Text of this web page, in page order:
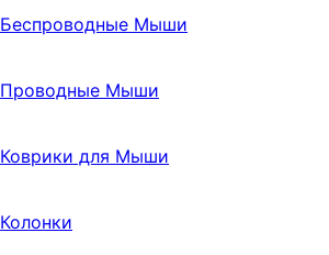
Беспроводные Мыши
Проводные Мыши
Коврики для Мыши
Колонки